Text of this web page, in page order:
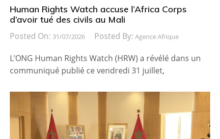
Human Rights Watch accuse l’Africa Corps
d’avoir tué des civils au Mali
Posted On: 31/07/2026 Posted By: Agence Afrique
L’ONG Human Rights Watch (HRW) a révélé dans un
communiqué publié ce vendredi 31 juillet,